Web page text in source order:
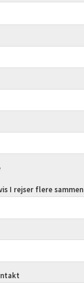
I rejser flere sammen